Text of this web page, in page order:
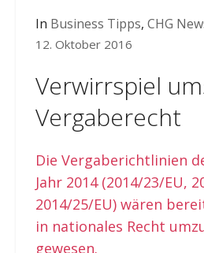
In Business Tipps, CHG
12. Oktober 2016
Verwirrspiel
Vergaberecht
Die Vergaberichtlinien
Jahr 2014 (2014/23/EU,
2014/25/EU) wären
in nationales Recht
gewesen.